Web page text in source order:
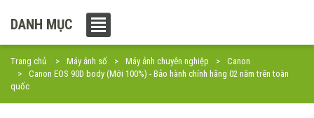
DANH MỤC
Trang chủ Máy ảnh số Máy ảnh chuyên nghiệp
Canon
Canon EOS 90D body (Mới 100%) - Bảo hành chính hãng 02 năm trên toàn
quốc